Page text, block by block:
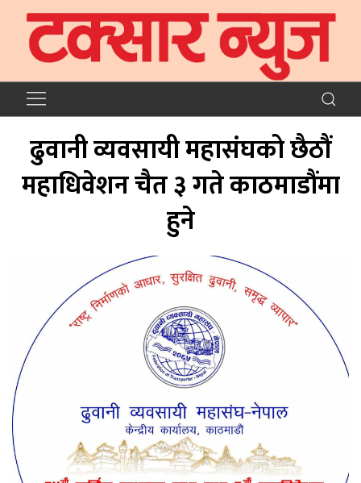
ढुवानी व्यवसायी महासंघको छैठौं
महाधिवेशन चैत ३ गते काठमाडौंमा
हुने